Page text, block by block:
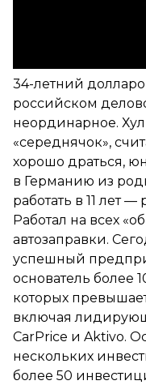
34-летний
российском
неординарное.
«середнячок»,
хорошо драться,
в Германию из
работать в 11 лет
Работал на всех
автозаправки.
успешный
основатель более
которых
включая
CarPrice и Aktivo.
нескольких
более 50